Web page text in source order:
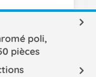
poli,
pièces